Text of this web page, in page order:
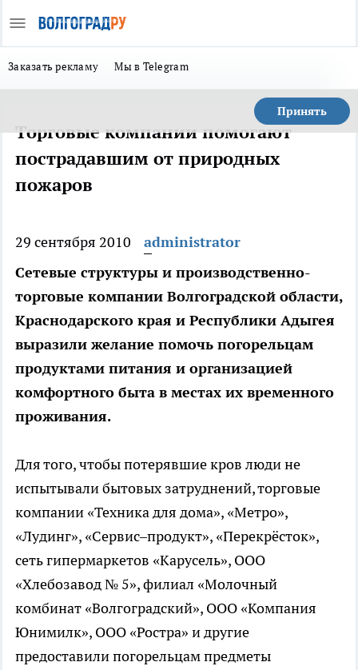
Заказать рекламу Мы в Telegram
Принять
Торговые компании помогают
пострадавшим от природных
пожаров
29 сентября 2010
administrator
Сетевые структуры и производственно-
торговые компании Волгоградской области,
Краснодарского края и Республики Адыгея
выразили желание помочь погорельцам
продуктами питания и организацией
комфортного быта в местах их временного
проживания.
Для того, чтобы потерявшие кров люди не
испытывали бытовых затруднений, торговые
компании «Техника для дома», «Метро»,
«Лудинг», «Сервис–продукт», «Перекрёсток»,
сеть гипермаркетов «Карусель», ООО
«Хлебозавод № 5», филиал «Молочный
комбинат «Волгоградский», ООО «Компания
Юнимилк», ООО «Ростра» и другие
предоставили погорельцам предметы